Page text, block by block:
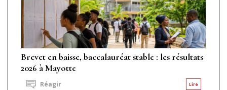
Brevet en baisse, baccalauréat stable : les résultats
2026 à Mayotte
Lire
Réagir